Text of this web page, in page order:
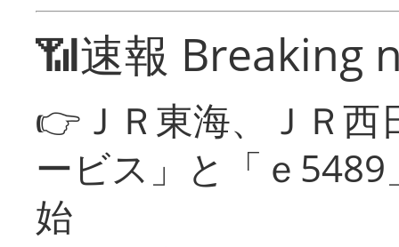
📶速報 Breaking
👉ＪＲ東海、ＪＲ
ービス」と「ｅ
始